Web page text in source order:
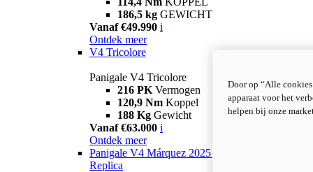
186,5 kg GEWICHT
Vanaf €49.990 i
Ontdek meer
V4 Tricolore
Panigale V4 Tricolore
216 PK Vermogen
120,9 Nm Koppel
188 Kg Gewicht
Vanaf €63.000 i
Ontdek meer
Panigale V4 Márquez 2025 World Champion
Replica
Door op “Alle
apparaat voor het
helpen bij onze